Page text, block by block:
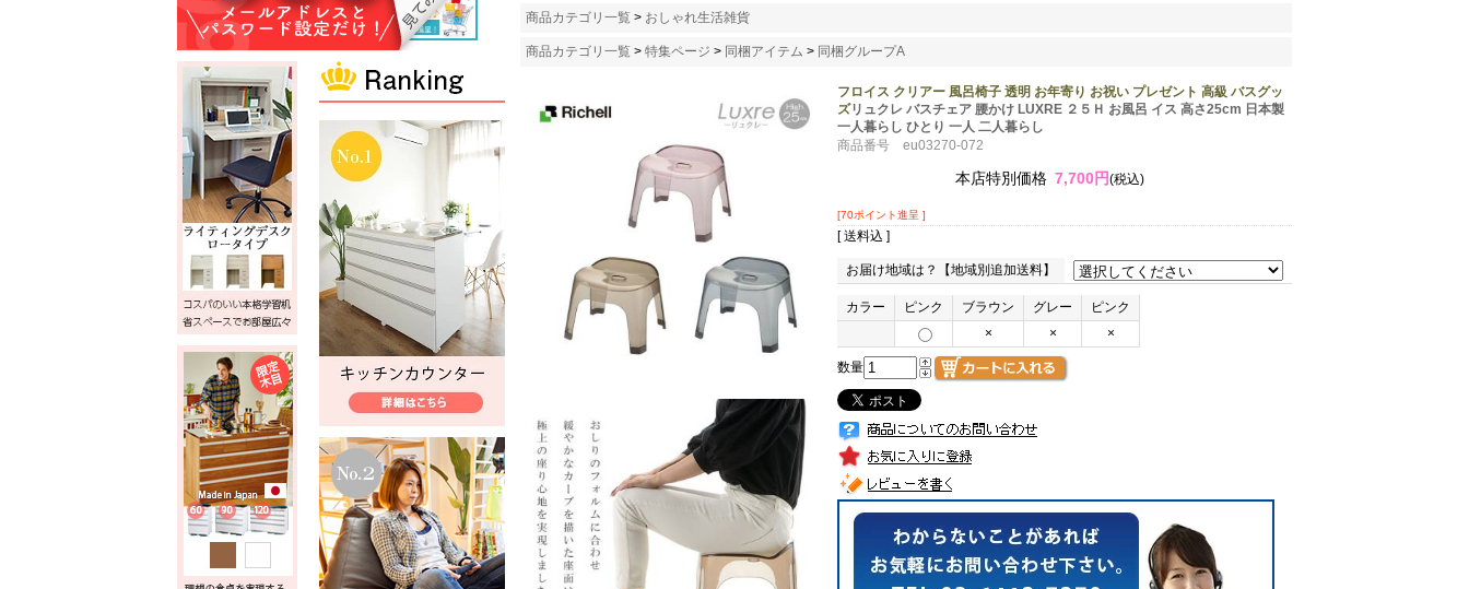
商品カテゴリ一覧 > おしゃれ生活雑貨
商品カテゴリ一覧 > 特集ページ > 同梱アイテム > 同梱グループA
フロイス クリアー 風呂椅子 透明 お年寄り お祝い プレゼント 高級 バスグッ
ズリュクレ バスチェア 腰かけ LUXRE ２５Ｈ お風呂 イス 高さ25cm 日本製
一人暮らし ひとり 一人 二人暮らし
商品番号 eu03270-072
本店特別価格 7,700円(税込)
[70ポイント進呈 ]
[ 送料込 ]
お届け地域は？【地域別追加送料】
カラー ピンク ブラウン グレー
ピンク
×
× ×
数量